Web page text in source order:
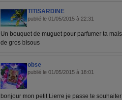
TITISARDINE
publié le 01/05/2015 à 22:31
Un bouquet de muguet pour parfumer ta
de gros bisous
obse
publié le 01/05/2015 à 18:01
bonjour mon petit Lierre je passe te